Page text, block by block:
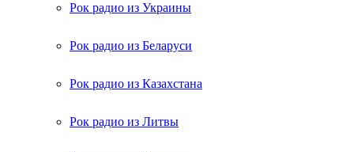
Рок радио из Украины
Рок радио из Беларуси
Рок радио из Казахстана
Рок радио из Литвы